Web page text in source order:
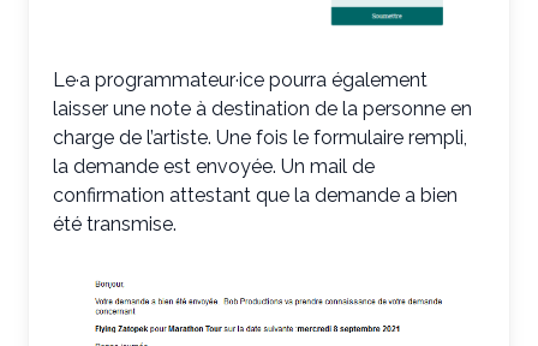
Le·a programmateur·ice pourra également
laisser une note à destination de la personne en
charge de l’artiste. Une fois le formulaire rempli,
la demande est envoyée. Un mail de
confirmation attestant que la demande a bien
été transmise.